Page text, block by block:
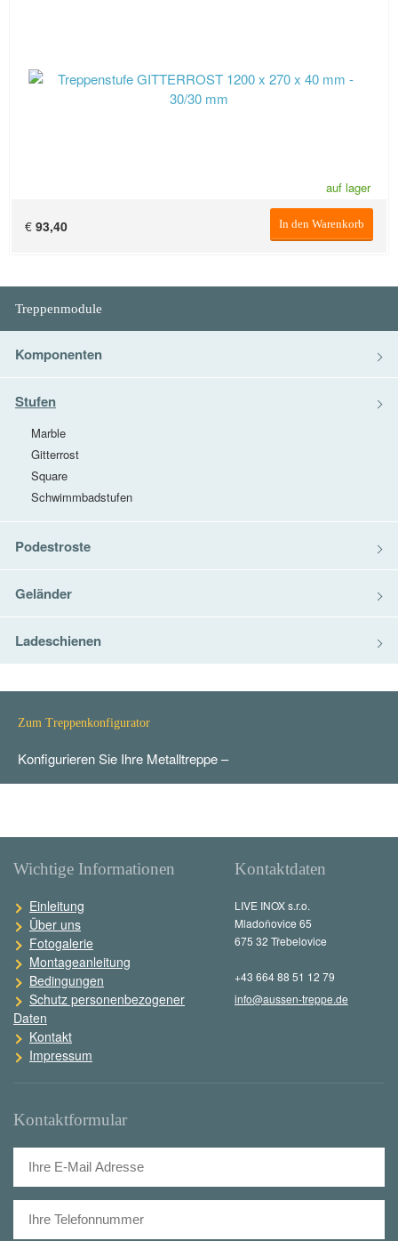
auf lager
In den Warenkorb
€ 93,40
Treppenmodule
Komponenten
Stufen
Marble
Gitterrost
Square
Schwimmbadstufen
Podestroste
Geländer
Ladeschienen
Zum Treppenkonfigurator
Konfigurieren Sie Ihre Metalltreppe –
Wichtige Informationen
Einleitung
Über uns
Fotogalerie
Montageanleitung
Bedingungen
Schutz personenbezogener
Daten
Kontakt
Impressum
Kontaktformular
Kontaktdaten
LIVE INOX s.r.o.
Mladoňovice 65
675 32 Třebelovice
+43 664 88 51 12 79
info@aussen-treppe.de